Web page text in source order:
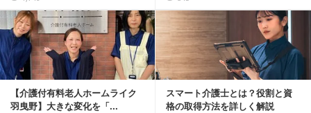
【介護付有料老人ホームライク
羽曳野】大きな変化を「...
スマート介護士とは？役割と資
格の取得方法を詳しく解説
記事を読む